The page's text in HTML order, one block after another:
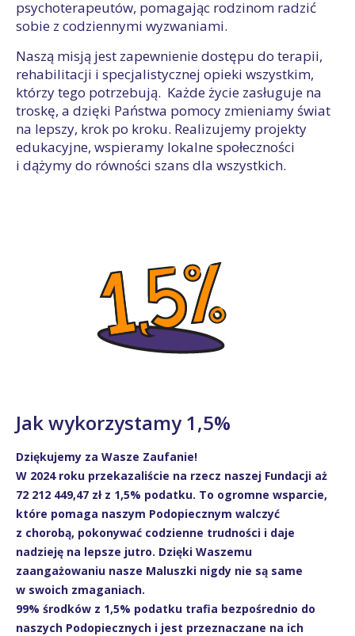
psychoterapeutów, pomagając rodzinom radzić
sobie z codziennymi wyzwaniami.
Naszą misją jest zapewnienie dostępu do terapii,
rehabilitacji i specjalistycznej opieki wszystkim,
którzy tego potrzebują. Każde życie zasługuje na
troskę, a dzięki Państwa pomocy zmieniamy świat
na lepszy, krok po kroku. Realizujemy projekty
edukacyjne, wspieramy lokalne społeczności
i dążymy do równości szans dla wszystkich.
Jak wykorzystamy 1,5%
Dziękujemy za Wasze Zaufanie!
W 2024 roku przekazaliście na rzecz naszej Fundacji aż
72 212 449,47 zł z 1,5% podatku. To ogromne wsparcie,
które pomaga naszym Podopiecznym walczyć
z chorobą, pokonywać codzienne trudności i daje
nadzieję na lepsze jutro. Dzięki Waszemu
zaangażowaniu nasze Maluszki nigdy nie są same
w swoich zmaganiach.
99% środków z 1,5% podatku trafia bezpośrednio do
naszych Podopiecznych i jest przeznaczane na ich